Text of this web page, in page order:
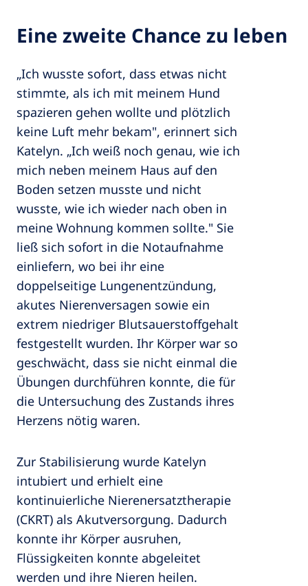
Eine zweite Chance zu leben
„Ich wusste sofort, dass etwas nicht
stimmte, als ich mit meinem Hund
spazieren gehen wollte und plötzlich
keine Luft mehr bekam", erinnert sich
Katelyn. „Ich weiß noch genau, wie ich
mich neben meinem Haus auf den
Boden setzen musste und nicht
wusste, wie ich wieder nach oben in
meine Wohnung kommen sollte." Sie
ließ sich sofort in die Notaufnahme
einliefern, wo bei ihr eine
doppelseitige Lungenentzündung,
akutes Nierenversagen sowie ein
extrem niedriger Blutsauerstoffgehalt
festgestellt wurden. Ihr Körper war so
geschwächt, dass sie nicht einmal die
Übungen durchführen konnte, die für
die Untersuchung des Zustands ihres
Herzens nötig waren.
Zur Stabilisierung wurde Katelyn
intubiert und erhielt eine
kontinuierliche Nierenersatztherapie
(CKRT) als Akutversorgung. Dadurch
konnte ihr Körper ausruhen,
Flüssigkeiten konnte abgeleitet
werden und ihre Nieren heilen.